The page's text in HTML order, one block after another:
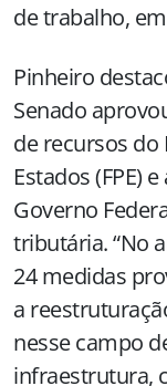
de trabalho,
Pinheiro
Senado
de recursos do
Estados (FPE)
Governo
tributária. “No
24 medidas
a
nesse campo
infraestrutura,